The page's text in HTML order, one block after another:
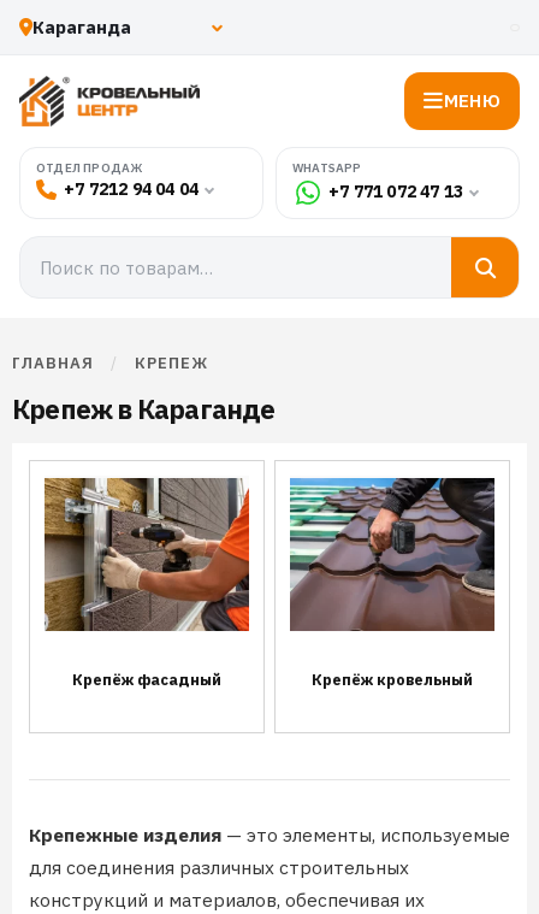
МЕНЮ
ОТДЕЛ ПРОДАЖ
+7 7212 94 04 04
WHATSAPP
+7 771 072 47 13
ГЛАВНАЯ / КРЕПЕЖ
Крепеж в Караганде
Крепёж фасадный Крепёж кровельный
Крепежные изделия — это элементы, используемые
для соединения различных строительных
конструкций и материалов, обеспечивая их